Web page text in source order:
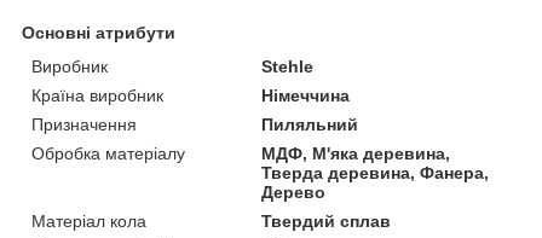
Основні атрибути
Виробник
Stehle
Країна виробник
Німеччина
Призначення
Пиляльний
Обробка матеріалу
МДФ, М'яка деревина,
Тверда деревина, Фанера,
Дерево
Матеріал кола
Твердий сплав